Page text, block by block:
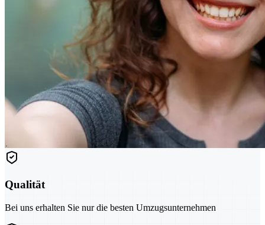
Qualität
Bei uns erhalten Sie nur die besten Umzugsunternehmen